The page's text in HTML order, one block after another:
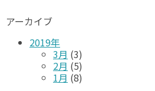
アーカイブ
2019年
3月 (3)
2月 (5)
1月 (8)